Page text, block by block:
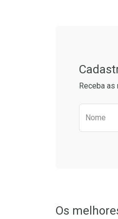
Comprar
Comprar
Por R$ 28,79/
Receba
Nome
Os